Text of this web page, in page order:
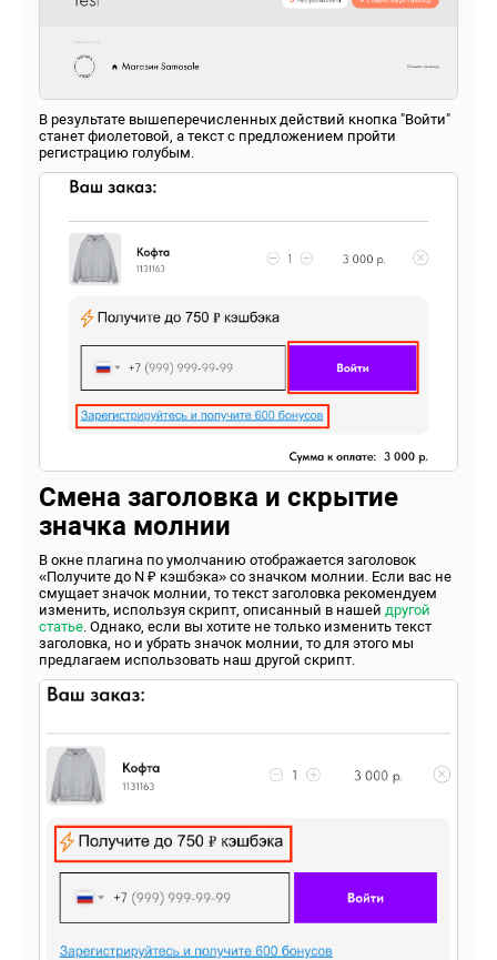
В результате вышеперечисленных действий кнопка "Войти"
станет фиолетовой, а текст с предложением пройти
регистрацию голубым.
Смена заголовка и скрытие
значка молнии
В окне плагина по умолчанию отображается заголовок
«Получите до N ₽ кэшбэка» со значком молнии. Если вас не
смущает значок молнии, то текст заголовка рекомендуем
изменить, используя скрипт, описанный в нашей другой
статье . Однако, если вы хотите не только изменить текст
заголовка, но и убрать значок молнии, то для этого мы
предлагаем использовать наш другой скрипт.